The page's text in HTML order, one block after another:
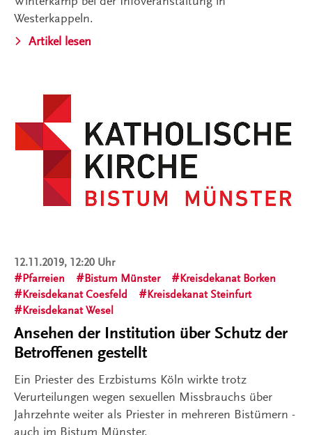
Westerkappeln.
Artikel lesen
12.11.2019, 12:20 Uhr
Pfarreien
Bistum Münster
Kreisdekanat Borken
Kreisdekanat Coesfeld
Kreisdekanat Steinfurt
Kreisdekanat Wesel
Ansehen der Institution über Schutz der
Betroffenen gestellt
Ein Priester des Erzbistums Köln wirkte trotz
Verurteilungen wegen sexuellen Missbrauchs über
Jahrzehnte weiter als Priester in mehreren Bistümern -
auch im Bistum Münster.